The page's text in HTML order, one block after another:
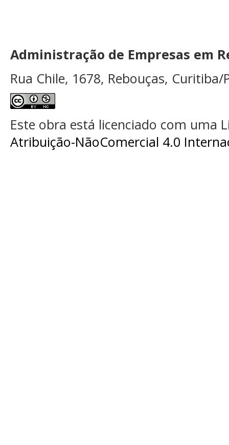
Administração de Empresas em
Rua Chile, 1678, Rebouças, Curitiba/
Este obra está licenciado com uma
Atribuição-NãoComercial 4.0